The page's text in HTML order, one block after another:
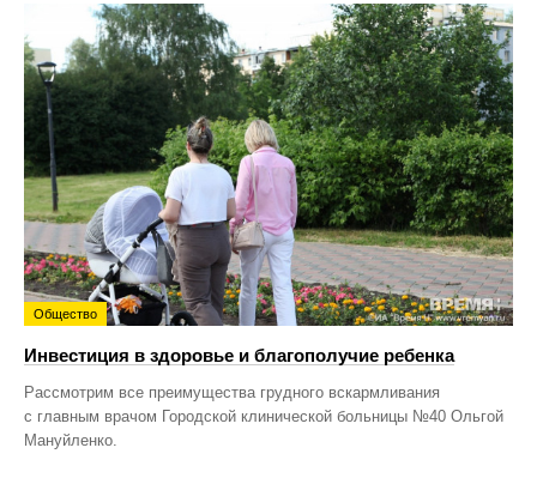
Общество
Инвестиция в здоровье и благополучие ребенка
Рассмотрим все преимущества грудного вскармливания
с главным врачом Городской клинической больницы №40 Ольгой
Мануйленко.